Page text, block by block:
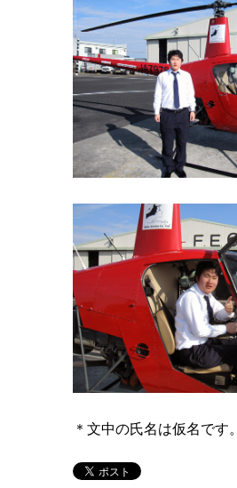
＊文中の氏名は仮名です。